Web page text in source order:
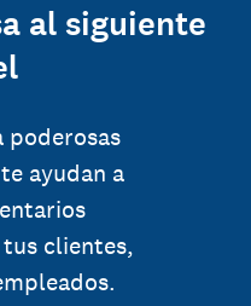
al siguiente
poderosas
ayudan a
clientes,